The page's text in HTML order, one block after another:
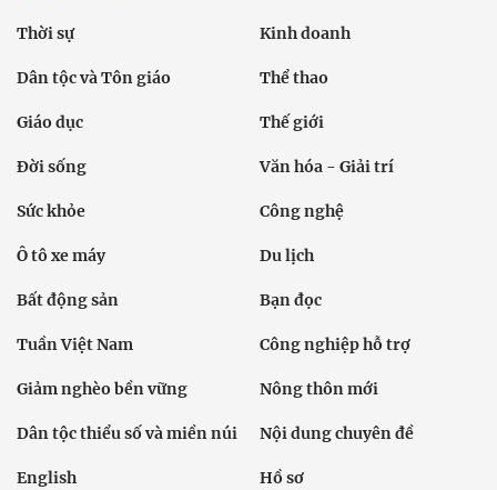
Thời sự Kinh doanh
Dân tộc và Tôn giáo Thể thao
Giáo dục Thế giới
Đời sống Văn hóa - Giải trí
Sức khỏe Công nghệ
Ô tô xe máy Du lịch
Bất động sản Bạn đọc
Tuần Việt Nam Công nghiệp hỗ trợ
Giảm nghèo bền vững Nông thôn mới
Dân tộc thiểu số và miền núi Nội dung chuyên đề
English Hồ sơ